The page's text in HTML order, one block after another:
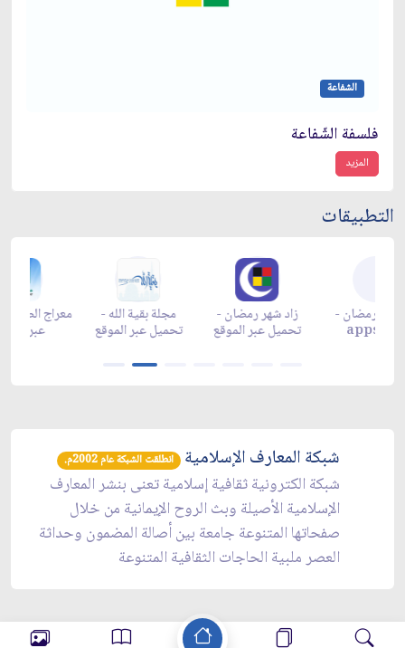
الشفاعة
فلسفة الشّفاعة
المزيد
التطبيقات
زاد شهر رمضان -
تحميل عبر الموقع
زاد شهر رمضان -
appstore
زاد شهر رمضان -
appgallery
شبكة المعارف الإسلامية انطلقت الشبكة عام 2002م.
شبكة الكترونية ثقافية إسلامية تعنى بنشر المعارف
الإسلامية الأصيلة وبث الروح الإيمانية من خلال
صفحاتها المتنوعة جامعة بين أصالة المضمون وحداثة
العصر ملبية الحاجات الثقافية المتنوعة